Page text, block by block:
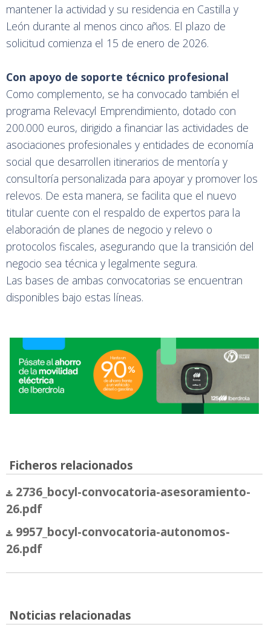
mantener la actividad y su residencia en Castilla y
León durante al menos cinco años. El plazo de
solicitud comienza el 15 de enero de 2026.
Con apoyo de soporte técnico profesional
Como complemento, se ha convocado también el
programa Relevacyl Emprendimiento, dotado con
200.000 euros, dirigido a financiar las actividades de
asociaciones profesionales y entidades de economía
social que desarrollen itinerarios de mentoría y
consultoría personalizada para apoyar y promover los
relevos. De esta manera, se facilita que el nuevo
titular cuente con el respaldo de expertos para la
elaboración de planes de negocio y relevo o
protocolos fiscales, asegurando que la transición del
negocio sea técnica y legalmente segura.
Las bases de ambas convocatorias se encuentran
disponibles bajo estas líneas.
Ficheros relacionados
2736_bocyl-convocatoria-asesoramiento-
26.pdf
9957_bocyl-convocatoria-autonomos-
26.pdf
Noticias relacionadas